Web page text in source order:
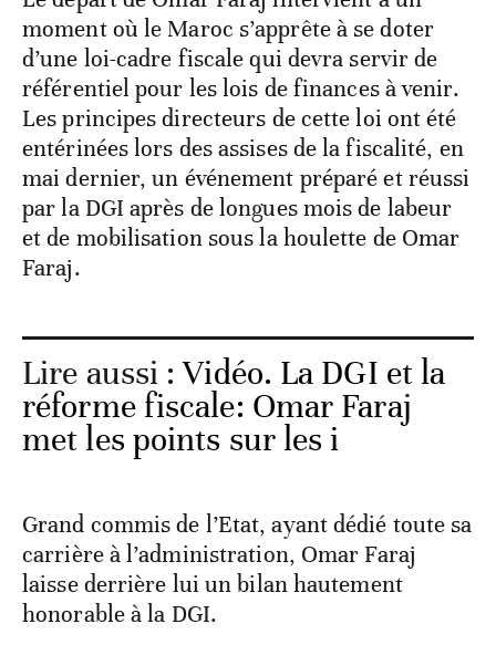
moment où le Maroc s’apprête à se doter
d’une loi-cadre fiscale qui devra servir de
référentiel pour les lois de finances à venir.
Les principes directeurs de cette loi ont été
entérinées lors des assises de la fiscalité, en
mai dernier, un événement préparé et réussi
par la DGI après de longues mois de labeur
et de mobilisation sous la houlette de Omar
Faraj.
Lire aussi :Vidéo. La DGI et la
réforme fiscale: Omar Faraj
met les points sur les i
Grand commis de l’Etat, ayant dédié toute sa
carrière à l’administration, Omar Faraj
laisse derrière lui un bilan hautement
honorable à la DGI.